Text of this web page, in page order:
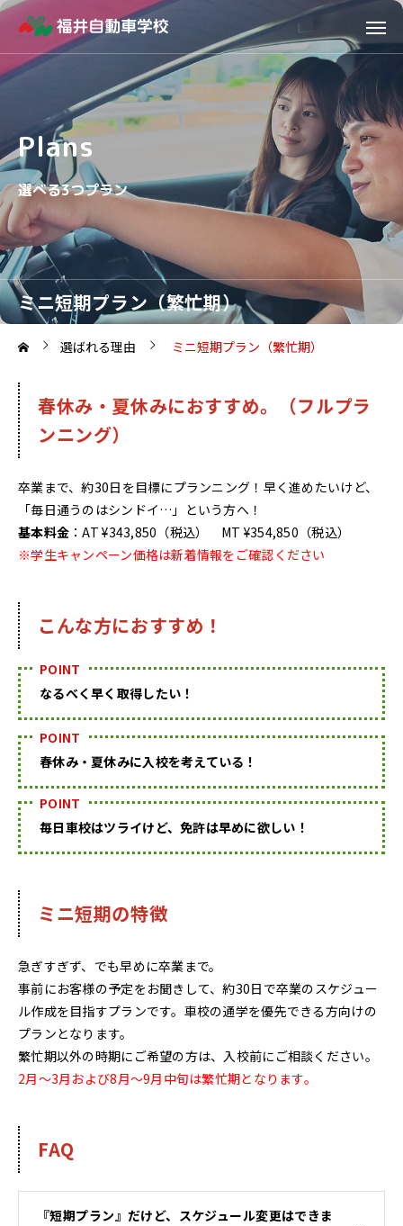
ミニ短期プラン（繁忙期）
Plans
選べる3つプラン
選ばれる理由 ミニ短期プラン（繁忙期）
春休み・夏休みにおすすめ。（フルプラ
ンニング）
卒業まで、約30日を目標にプランニング！早く進めたいけど、
「毎日通うのはシンドイ…」という方へ！
基本料金 ：AT ¥343,850（税込） MT ¥354,850（税込）
※学生キャンペーン価格は新着情報をご確認ください
こんな方におすすめ！
POINT
なるべく早く取得したい！
POINT
春休み・夏休みに入校を考えている！
POINT
毎日車校はツライけど、免許は早めに欲しい！
ミニ短期の特徴
急ぎすぎず、でも早めに卒業まで。
事前にお客様の予定をお聞きして、約30日で卒業のスケジュー
ル作成を目指すプランです。車校の通学を優先できる方向けの
プランとなります。
繁忙期以外の時期にご希望の方は、入校前にご相談ください。
2月～3月および8月～9月中旬は繁忙期となります。
FAQ
『短期プラン』だけど、スケジュール変更はできま